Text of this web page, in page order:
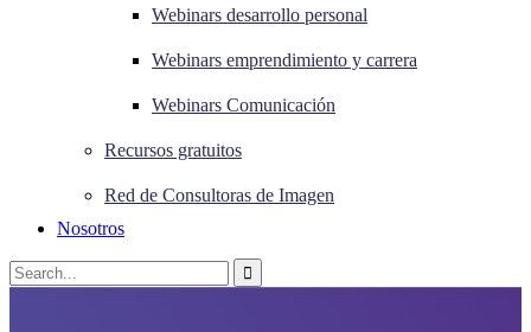
Webinars desarrollo personal
Webinars emprendimiento y carrera
Webinars Comunicación
Recursos gratuitos
Red de Consultoras de Imagen
Nosotros